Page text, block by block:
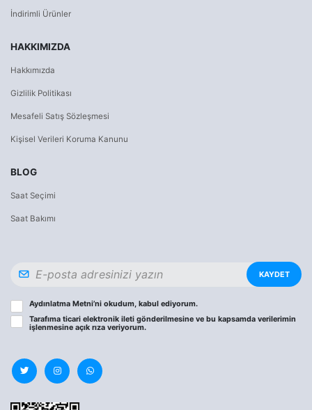
İndirimli Ürünler
HAKKIMIZDA
Hakkımızda
Gizlilik Politikası
Mesafeli Satış Sözleşmesi
Kişisel Verileri Koruma Kanunu
BLOG
Saat Seçimi
Saat Bakımı
KAYDET
Aydınlatma Metni’ni okudum, kabul ediyorum.
Tarafıma ticari elektronik ileti gönderilmesine ve bu kapsamda verilerimin
işlenmesine açık rıza veriyorum.